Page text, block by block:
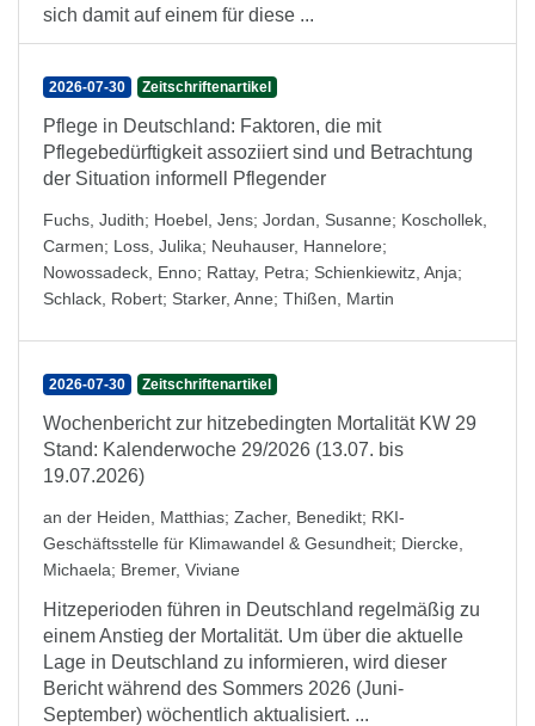
sich damit auf einem für diese ...
2026-07-30 Zeitschriftenartikel
Pflege in Deutschland: Faktoren, die mit
Pflegebedürftigkeit assoziiert sind und Betrachtung
der Situation informell Pflegender
Fuchs, Judith; Hoebel, Jens; Jordan, Susanne; Koschollek,
Carmen; Loss, Julika; Neuhauser, Hannelore;
Nowossadeck, Enno; Rattay, Petra; Schienkiewitz, Anja;
Schlack, Robert; Starker, Anne; Thißen, Martin
2026-07-30 Zeitschriftenartikel
Wochenbericht zur hitzebedingten Mortalität KW 29
Stand: Kalenderwoche 29/2026 (13.07. bis
19.07.2026)
an der Heiden, Matthias; Zacher, Benedikt; RKI-
Geschäftsstelle für Klimawandel & Gesundheit; Diercke,
Michaela; Bremer, Viviane
Hitzeperioden führen in Deutschland regelmäßig zu
einem Anstieg der Mortalität. Um über die aktuelle
Lage in Deutschland zu informieren, wird dieser
Bericht während des Sommers 2026 (Juni-
September) wöchentlich aktualisiert. ...